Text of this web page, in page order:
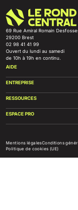
69 Rue Amiral Romain
29200 Brest
02 98 41 41 99
Ouvert du lundi au samedi
de 10h à 19h en continu.
AIDE
ENTREPRISE
RESSOURCES
ESPACE PRO
Mentions légalesConditions
Politique de cookies (UE)